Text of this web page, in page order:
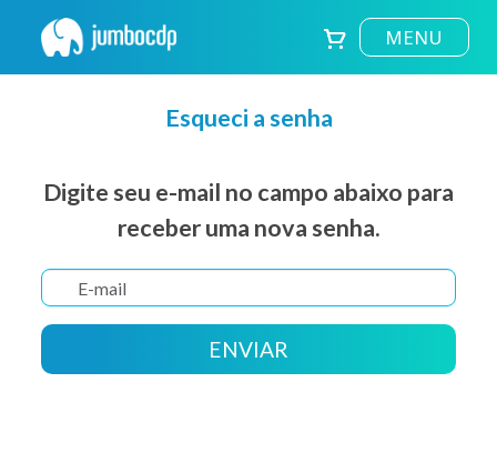
MENU
Esqueci a senha
Digite seu e-mail no campo abaixo para
receber uma nova senha.
ENVIAR